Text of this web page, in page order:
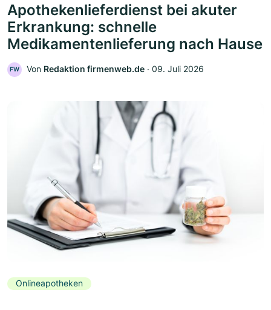
Apothekenlieferdienst bei akuter
Erkrankung: schnelle
Medikamentenlieferung nach Hause
FW Von Redaktion firmenweb.de ‧ 09. Juli 2026
Onlineapotheken